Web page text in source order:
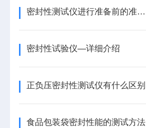
密封性测试仪进行准备前的准备工作
密封性试验仪—详细介绍
正负压密封性测试仪有什么区别
食品包装袋密封性能的测试方法